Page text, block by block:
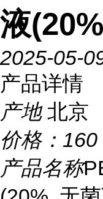
液
2025-05-
产品详情
产地 北京
价格： 160
产品名称